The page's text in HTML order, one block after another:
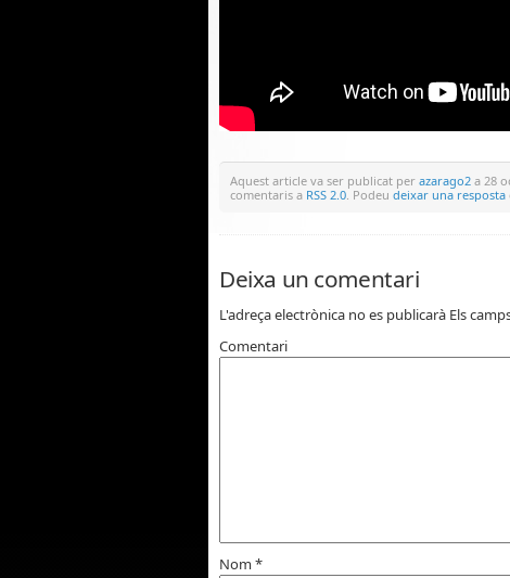
Aquest article va ser publicat per azarago2 a 28
comentaris a RSS 2.0. Podeu deixar una resposta
Deixa un comentari
L'adreça electrònica no es publicarà Els
Comentari
Nom *